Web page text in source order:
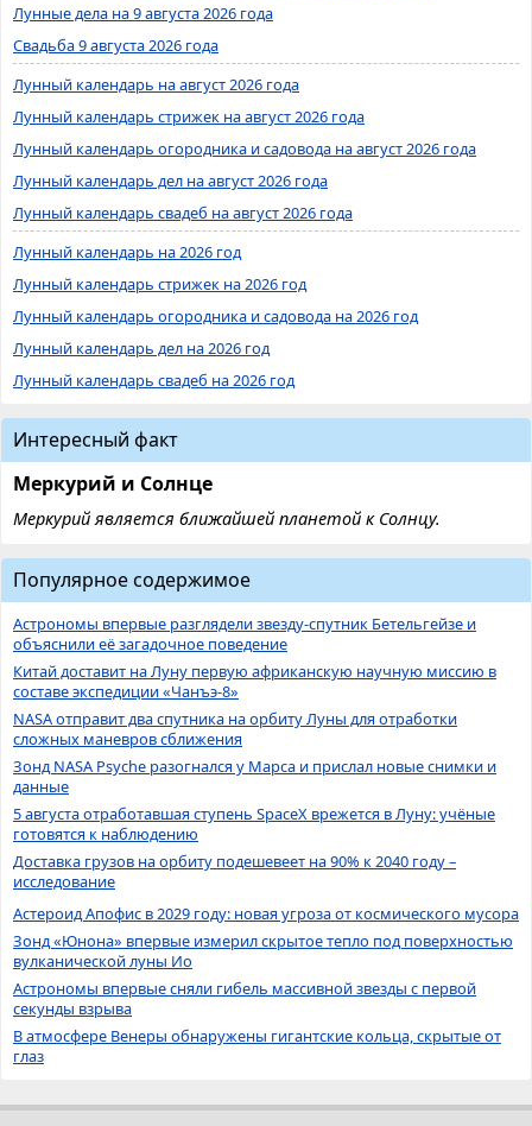
Лунные дела на 9 августа 2026 года
Свадьба 9 августа 2026 года
Лунный календарь на август 2026 года
Лунный календарь стрижек на август 2026 года
Лунный календарь огородника и садовода на август 2026 года
Лунный календарь дел на август 2026 года
Лунный календарь свадеб на август 2026 года
Лунный календарь на 2026 год
Лунный календарь стрижек на 2026 год
Лунный календарь огородника и садовода на 2026 год
Лунный календарь дел на 2026 год
Лунный календарь свадеб на 2026 год
Интересный факт
Меркурий и Солнце
Меркурий является ближайшей планетой к Солнцу.
Популярное содержимое
Астрономы впервые разглядели звезду-спутник Бетельгейзе и
объяснили её загадочное поведение
Китай доставит на Луну первую африканскую научную миссию в
составе экспедиции «Чанъэ-8»
NASA отправит два спутника на орбиту Луны для отработки
сложных маневров сближения
Зонд NASA Psyche разогнался у Марса и прислал новые снимки и
данные
5 августа отработавшая ступень SpaceX врежется в Луну: учёные
готовятся к наблюдению
Доставка грузов на орбиту подешевеет на 90% к 2040 году –
исследование
Астероид Апофис в 2029 году: новая угроза от космического мусора
Зонд «Юнона» впервые измерил скрытое тепло под поверхностью
вулканической луны Ио
Астрономы впервые сняли гибель массивной звезды с первой
секунды взрыва
В атмосфере Венеры обнаружены гигантские кольца, скрытые от
глаз